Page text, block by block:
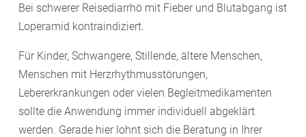
Bei schwerer Reisediarrhö mit Fieber und Blutabgang ist
Loperamid kontraindiziert.
Für Kinder, Schwangere, Stillende, ältere Menschen,
Menschen mit Herzrhythmusstörungen,
Lebererkrankungen oder vielen Begleitmedikamenten
sollte die Anwendung immer individuell abgeklärt
werden. Gerade hier lohnt sich die Beratung in Ihrer